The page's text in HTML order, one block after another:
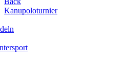
Kanupoloturnier